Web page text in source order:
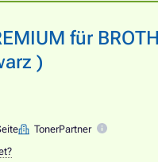
für
)
TonerPartner